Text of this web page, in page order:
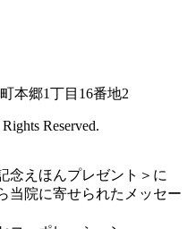
本郷1丁目16番地2
Reserved.
念えほんプレゼント＞に
当院に寄せられたメッセー